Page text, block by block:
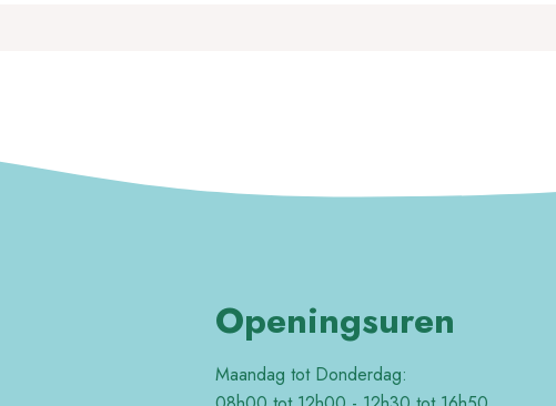
Openingsuren
Maandag tot Donderdag: